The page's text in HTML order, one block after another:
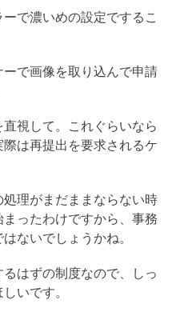
で濃いめの設定でするこ
で画像を取り込んで申請
視して。これぐらいなら
は再提出を要求されるケ
理がまだままならない時
ったわけですから、事務
ないでしょうかね。
はずの制度なので、しっ
いです。